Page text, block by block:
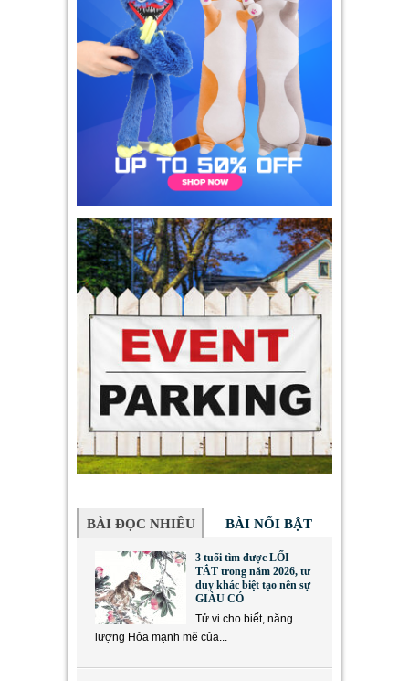
BÀI ĐỌC NHIỀU BÀI NỔI BẬT
3 tuổi tìm được LỐI
TẮT trong năm 2026, tư
duy khác biệt tạo nên sự
GIÀU CÓ
Tử vi cho biết, năng
lượng Hỏa mạnh mẽ của...